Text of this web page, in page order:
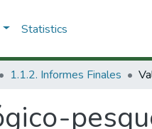
Statistics
1.1.2. Informes Finales